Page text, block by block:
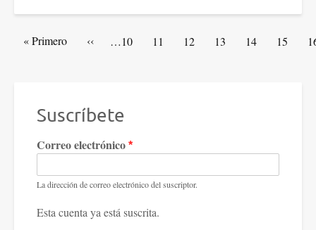
¿Por
ayotzinapa?
Paginación
Primera
« Primero
Página
‹‹
Artículos
…10
Artículos
11
Artículos
12
Artículos
13
Artículos
14 15
Suscríbete
Correo electrónico
La dirección de correo electrónico del suscriptor.
Esta cuenta ya está suscrita.